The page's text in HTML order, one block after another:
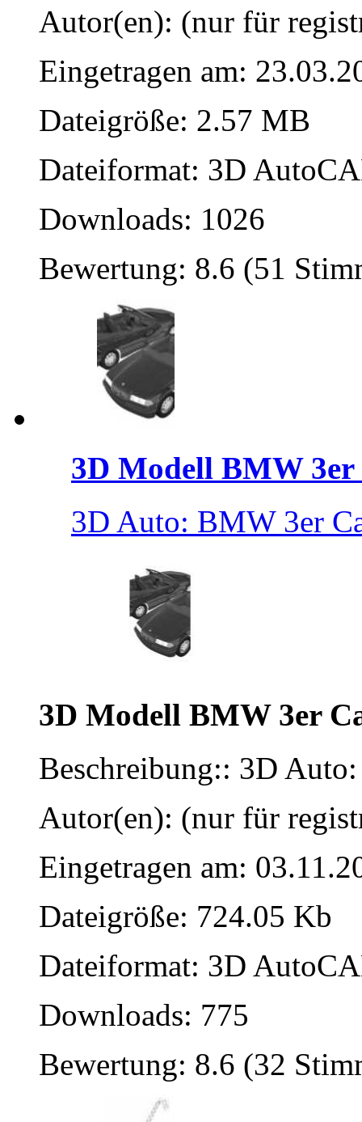
Autor(en): (nur für
Eingetragen am:
Dateigröße: 2.57 MB
Dateiformat: 3D
Downloads: 1026
Bewertung: 8.6 (51
3D Modell BMW 3er
3D Auto: BMW 3er
3D Modell BMW 3er
Beschreibung:: 3D
Autor(en): (nur für
Eingetragen am:
Dateigröße: 724.05 Kb
Dateiformat: 3D
Downloads: 775
Bewertung: 8.6 (32